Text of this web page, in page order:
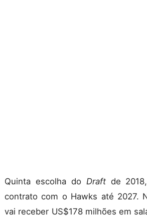
Quinta escolha do Draftde
contrato com o Hawks até 2027.
vai receber US$178 milhões em